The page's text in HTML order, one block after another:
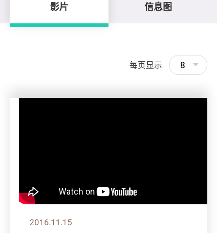
影片 信息图
每页显示 8
2016.11.15